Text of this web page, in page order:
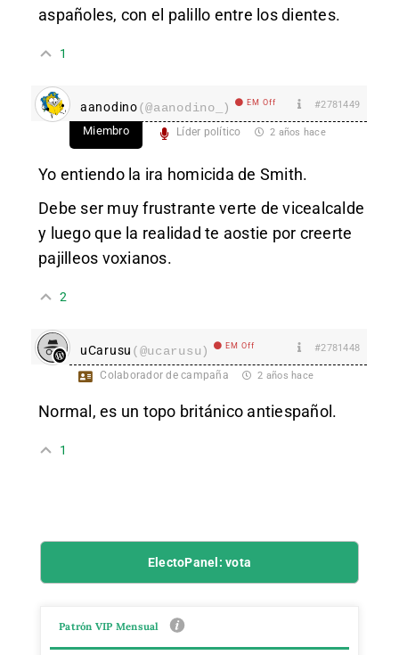
aspañoles, con el palillo entre los dientes.
1
aanodino(@aanodino_) EM Off #2781449
Miembro Líder político 2 años hace
Yo entiendo la ira homicida de Smith.
Debe ser muy frustrante verte de vicealcalde
y luego que la realidad te aostie por creerte
pajilleos voxianos.
2
uCarusu (@ucarusu) EM Off #2781448
Colaborador de campaña 2 años hace
Normal, es un topo británico antiespañol.
1
ElectoPanel: vota
Patrón VIP Mensual